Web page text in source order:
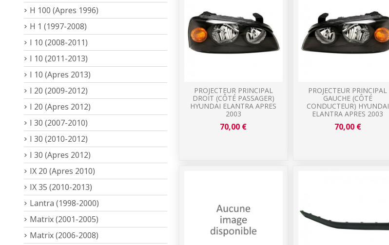
PROJECTEUR PRINCIPAL
DROIT (CÔTÉ PASSAGER)
HYUNDAI ELANTRA APRES
2003
70,00 €
PROJECTEUR PRINCIPAL
GAUCHE (CÔTÉ
CONDUCTEUR) HYUNDAI
ELANTRA APRES 2003
70,00 €
H 100 (Apres 1996)
H 1 (1997-2008)
I 10 (2008-2011)
I 10 (2011-2013)
I 10 (Apres 2013)
I 20 (2009-2012)
I 20 (Apres 2012)
I 30 (2007-2010)
I 30 (2010-2012)
I 30 (Apres 2012)
IX 20 (Apres 2010)
IX 35 (2010-2013)
Lantra (1998-2000)
Matrix (2001-2005)
Matrix (2006-2008)